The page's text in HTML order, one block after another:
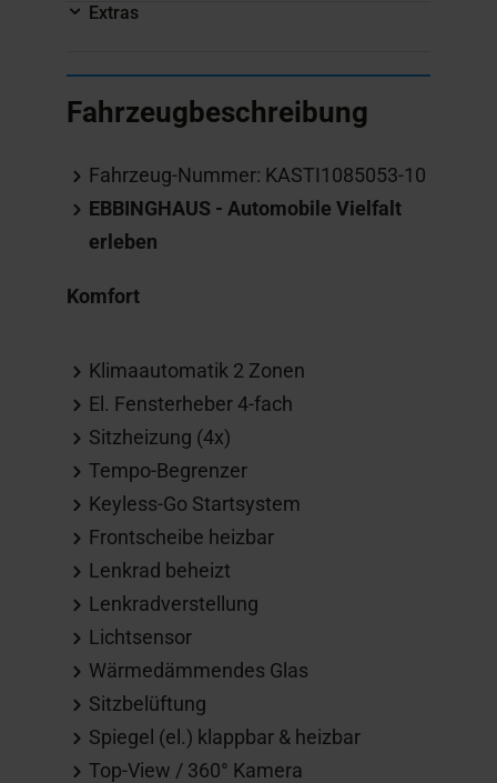
Extras
Fahrzeugbeschreibung
Fahrzeug-Nummer: KASTI1085053-10
EBBINGHAUS - Automobile Vielfalt
erleben
Komfort
Klimaautomatik 2 Zonen
El. Fensterheber 4-fach
Sitzheizung (4x)
Tempo-Begrenzer
Keyless-Go Startsystem
Frontscheibe heizbar
Lenkrad beheizt
Lenkradverstellung
Lichtsensor
Wärmedämmendes Glas
Sitzbelüftung
Spiegel (el.) klappbar & heizbar
Top-View / 360° Kamera